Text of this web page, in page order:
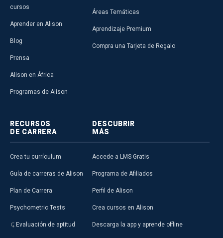
cursos
Aprender en Alison
Blog
Prensa
Alison en África
Programas de Alison
Áreas Temáticas
Aprendizaje Premium
Compra una Tarjeta de Regalo
RECURSOS
DE CARRERA
Crea tu currículum
Guía de carreras de Alison
Plan de Carrera
Psychometric Tests
Evaluación de aptitud
DESCUBRIR
MÁS
Accede a LMS Gratis
Programa de Afiliados
Perfil de Alison
Crea cursos en Alison
Descarga la app y aprende offline